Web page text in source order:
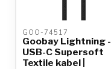
GOO-74517
Goobay Lightning -
USB-C Supersoft
Textile kabel |